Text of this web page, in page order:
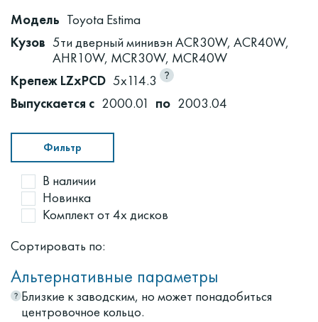
Модель Toyota Estima
Кузов 5ти дверный минивэн ACR30W, ACR40W,
AHR10W, MCR30W, MCR40W
Крепеж LZxPCD 5x114.3
Выпускается с 2000.01 по 2003.04
В наличии
Новинка
Комплект от 4х дисков
Сортировать по:
Фильтр
Альтернативные параметры
Близкие к заводским, но может понадобиться
центровочное кольцо.